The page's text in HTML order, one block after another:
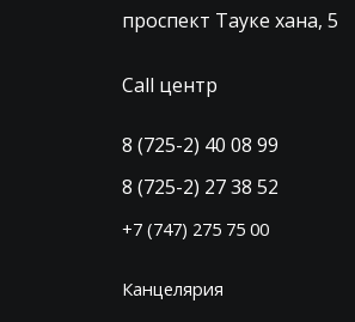
проспект Тауке хана, 5
Call центр
8 (725-2) 40 08 99
8 (725-2) 27 38 52
+7 (747) 275 75 00
Канцелярия